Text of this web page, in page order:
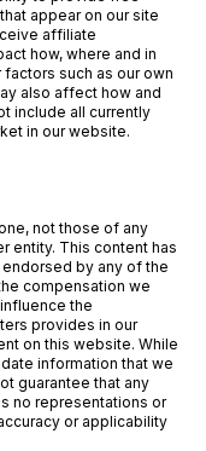
appear on our site
affiliate
how, where and in
such as our own
also affect how and
include all currently
in our website.
not those of any
entity. This content has
by any of the
compensation we
the
provides in our
on this website. While
information that we
guarantee that any
no representations or
or applicability